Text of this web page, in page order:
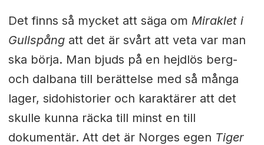
Det finns så mycket att säga om Miraklet i
Gullspång att det är svårt att veta var man
ska börja. Man bjuds på en hejdlös berg-
och dalbana till berättelse med så många
lager, sidohistorier och karaktärer att det
skulle kunna räcka till minst en till
dokumentär. Att det är Norges egen Tiger